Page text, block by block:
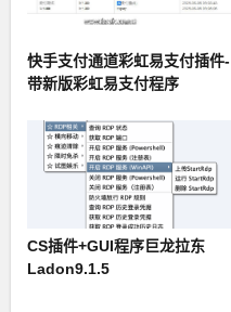
快手支付通道彩虹易支付插件-
带新版彩虹易支付程序
CS插件+GUI程序巨龙拉东
Ladon9.1.5